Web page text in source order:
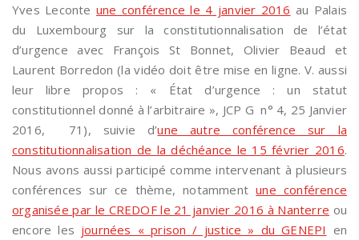
Yves Leconteune conférence le 4 janvier 2016 au Palais
du Luxembourg sur la constitutionnalisation de l’état
d’urgence avec François St Bonnet, Olivier Beaud et
Laurent Borredon (la vidéo doit être mise en ligne. V. aussi
leur libre propos : « État d’urgence : un statut
constitutionnel donné à l’arbitraire », JCP G n° 4, 25 Janvier
2016, 71), suivie d’une autre conférence sur la
constitutionnalisation de la déchéance le 15 février 2016.
Nous avons aussi participé comme intervenant à plusieurs
conférences sur ce thème, notammentune conférence
organisée par le CREDOF le 21 janvier 2016 à Nanterre ou
encore les journées « prison / justice » du GENEPI en